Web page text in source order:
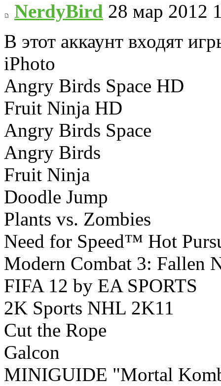
NerdyBird 28 мар 2012
В этот аккаунт входят
iPhoto
Angry Birds Space HD
Fruit Ninja HD
Angry Birds Space
Angry Birds
Fruit Ninja
Doodle Jump
Plants vs. Zombies
Need for Speed™ Hot
Modern Combat 3: Fallen
FIFA 12 by EA SPORTS
2K Sports NHL 2K11
Cut the Rope
Galcon
MINIGUIDE "Mortal